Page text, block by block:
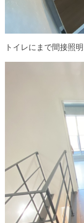
トイレにまで間接照